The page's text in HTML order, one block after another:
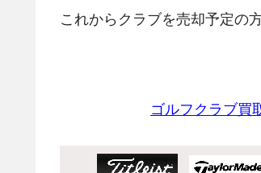
これからクラブを売却予定の
ゴルフクラブ買